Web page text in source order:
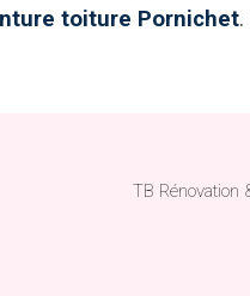
toiture Pornichet
TB Rénovation